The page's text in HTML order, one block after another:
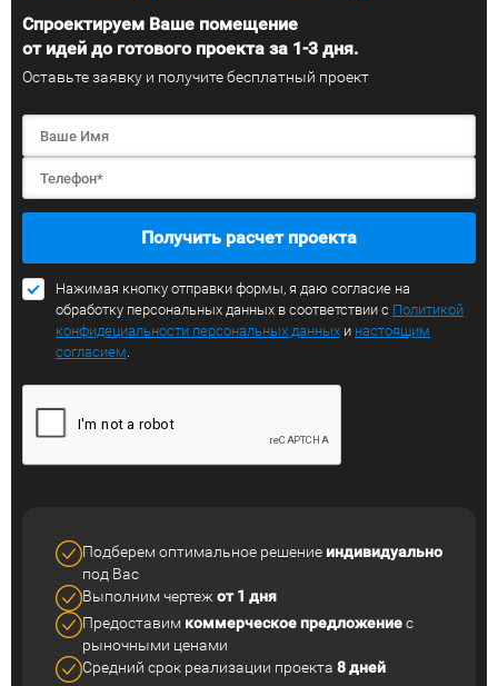
Спроектируем Ваше помещение
от идей до готового проекта за 1-3 дня.
Оставьте заявку и получите бесплатный проект
Получить расчет проекта
Нажимая кнопку отправки формы, я даю согласие на
обработку персональных данных в соответствии с Политикой
конфидециальности персональных данных и настоящим
согласием.
Подберем оптимальное решение индивидуально
под Вас
Выполним чертежот 1 дня
Предоставим коммерческое предложениес
рыночными ценами
Средний срок реализации проекта 8 дней